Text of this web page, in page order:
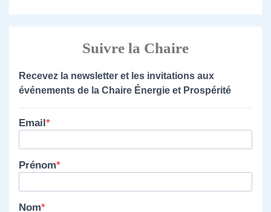
Suivre la Chaire
Recevez la newsletter et les invitations aux
événements de la Chaire Énergie et Prospérité
Email
Prénom
Nom